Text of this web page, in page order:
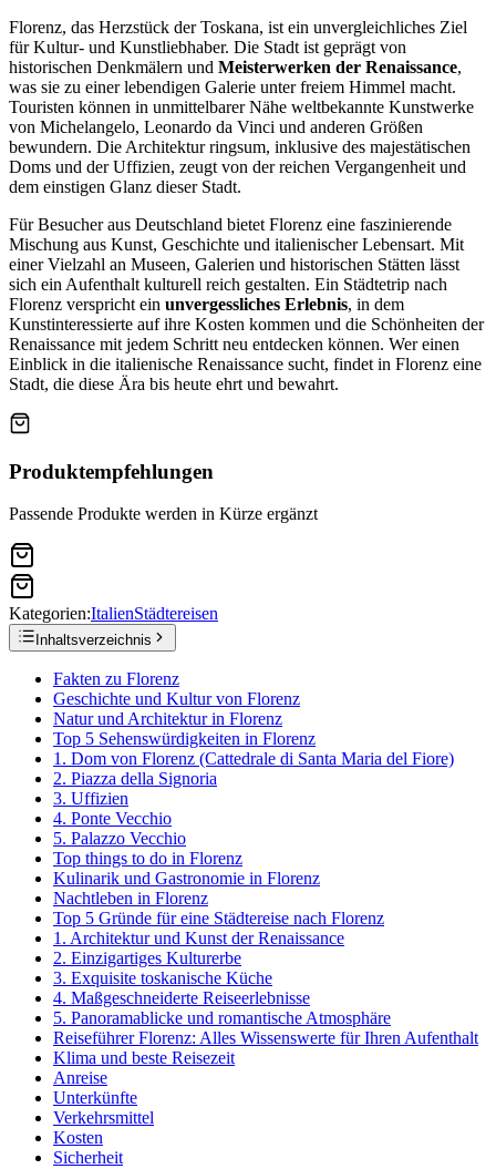
Florenz, das Herzstück der Toskana, ist ein unvergleichliches Ziel
für Kultur- und Kunstliebhaber. Die Stadt ist geprägt von
historischen Denkmälern und Meisterwerken der Renaissance,
was sie zu einer lebendigen Galerie unter freiem Himmel macht.
Touristen können in unmittelbarer Nähe weltbekannte Kunstwerke
von Michelangelo, Leonardo da Vinci und anderen Größen
bewundern. Die Architektur ringsum, inklusive des majestätischen
Doms und der Uffizien, zeugt von der reichen Vergangenheit und
dem einstigen Glanz dieser Stadt.
Für Besucher aus Deutschland bietet Florenz eine faszinierende
Mischung aus Kunst, Geschichte und italienischer Lebensart. Mit
einer Vielzahl an Museen, Galerien und historischen Stätten lässt
sich ein Aufenthalt kulturell reich gestalten. Ein Städtetrip nach
Florenz verspricht ein unvergessliches Erlebnis, in dem
Kunstinteressierte auf ihre Kosten kommen und die Schönheiten der
Renaissance mit jedem Schritt neu entdecken können. Wer einen
Einblick in die italienische Renaissance sucht, findet in Florenz eine
Stadt, die diese Ära bis heute ehrt und bewahrt.
Produktempfehlungen
Passende Produkte werden in Kürze ergänzt
Kategorien:ItalienStädtereisen
Inhaltsverzeichnis
Fakten zu Florenz
Geschichte und Kultur von Florenz
Natur und Architektur in Florenz
Top 5 Sehenswürdigkeiten in Florenz
1. Dom von Florenz (Cattedrale di Santa Maria del Fiore)
2. Piazza della Signoria
3. Uffizien
4. Ponte Vecchio
5. Palazzo Vecchio
Top things to do in Florenz
Kulinarik und Gastronomie in Florenz
Nachtleben in Florenz
Top 5 Gründe für eine Städtereise nach Florenz
1. Architektur und Kunst der Renaissance
2. Einzigartiges Kulturerbe
3. Exquisite toskanische Küche
4. Maßgeschneiderte Reiseerlebnisse
5. Panoramablicke und romantische Atmosphäre
Reiseführer Florenz: Alles Wissenswerte für Ihren Aufenthalt
Klima und beste Reisezeit
Anreise
Unterkünfte
Verkehrsmittel
Kosten
Sicherheit